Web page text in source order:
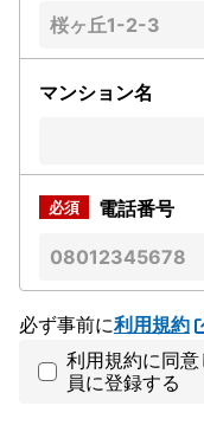
マンション名
電話番号
必ず事前に利用規約
利用規約に同
員に登録する